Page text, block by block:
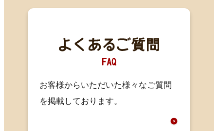
お客様からいただいた様々なご質問
を掲載しております。